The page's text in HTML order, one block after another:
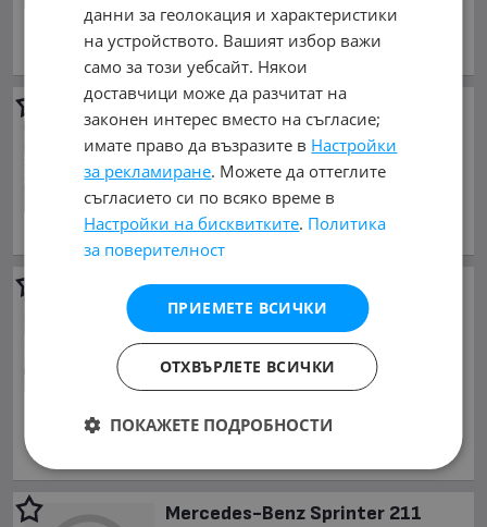
Цената е без ДДС
януари 2006 г., Дизелов
обл. София, гр. Костенец
Iveco Daily
Maxi
15 400 €
30 119.78 лв.
март 2018 г., Дизелов
обл. София, гр. Костенец
Iveco Daily35C18 ПАДАЩ
БОРД ТОВАРОНОСИМОСТ
3370кг
13 490 €
26 384.15 лв.
Цената е без ДДС
септември 2011 г., Дизелов
Mercedes-Benz Sprinter 211
данни за геолокация и характеристики
на устройството. Вашият избор важи
само за този уебсайт. Някои
доставчици може да разчитат на
законен интерес вместо на съгласие;
имате право да възразите в Настройки
за рекламиране. Можете да оттеглите
съгласието си по всяко време в
Настройки на бисквитките. Политика
за поверителност
ПРИЕМЕТЕ ВСИЧКИ
ОТХВЪРЛЕТЕ ВСИЧКИ
ПОКАЖЕТЕ ПОДРОБНОСТИ